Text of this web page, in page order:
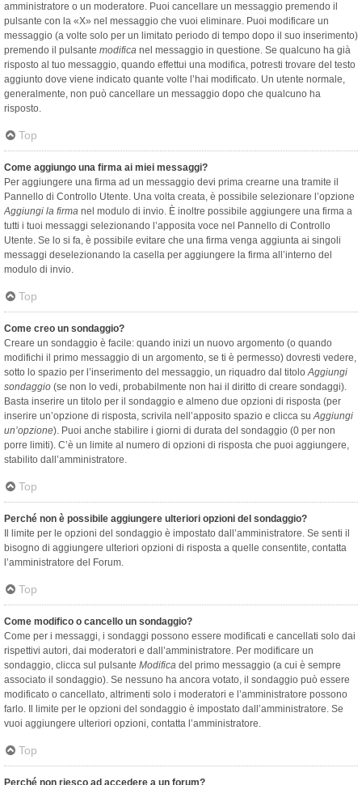
amministratore o un moderatore. Puoi cancellare un messaggio premendo il
pulsante con la «X» nel messaggio che vuoi eliminare. Puoi modificare un
messaggio (a volte solo per un limitato periodo di tempo dopo il suo inserimento)
premendo il pulsante modifica nel messaggio in questione. Se qualcuno ha già
risposto al tuo messaggio, quando effettui una modifica, potresti trovare del testo
aggiunto dove viene indicato quante volte l’hai modificato. Un utente normale,
generalmente, non può cancellare un messaggio dopo che qualcuno ha
risposto.
Top
Come aggiungo una firma ai miei messaggi?
Per aggiungere una firma ad un messaggio devi prima crearne una tramite il
Pannello di Controllo Utente. Una volta creata, è possibile selezionare l’opzione
Aggiungi la firma nel modulo di invio. È inoltre possibile aggiungere una firma a
tutti i tuoi messaggi selezionando l’apposita voce nel Pannello di Controllo
Utente. Se lo si fa, è possibile evitare che una firma venga aggiunta ai singoli
messaggi deselezionando la casella per aggiungere la firma all’interno del
modulo di invio.
Top
Come creo un sondaggio?
Creare un sondaggio è facile: quando inizi un nuovo argomento (o quando
modifichi il primo messaggio di un argomento, se ti è permesso) dovresti vedere,
sotto lo spazio per l’inserimento del messaggio, un riquadro dal titoloAggiungi
sondaggio (se non lo vedi, probabilmente non hai il diritto di creare sondaggi).
Basta inserire un titolo per il sondaggio e almeno due opzioni di risposta (per
inserire un’opzione di risposta, scrivila nell’apposito spazio e clicca suAggiungi
un’opzione). Puoi anche stabilire i giorni di durata del sondaggio (0 per non
porre limiti). C’è un limite al numero di opzioni di risposta che puoi aggiungere,
stabilito dall’amministratore.
Top
Perché non è possibile aggiungere ulteriori opzioni del sondaggio?
Il limite per le opzioni del sondaggio è impostato dall’amministratore. Se senti il
bisogno di aggiungere ulteriori opzioni di risposta a quelle consentite, contatta
l’amministratore del Forum.
Top
Come modifico o cancello un sondaggio?
Come per i messaggi, i sondaggi possono essere modificati e cancellati solo dai
rispettivi autori, dai moderatori e dall’amministratore. Per modificare un
sondaggio, clicca sul pulsante Modifica del primo messaggio (a cui è sempre
associato il sondaggio). Se nessuno ha ancora votato, il sondaggio può essere
modificato o cancellato, altrimenti solo i moderatori e l’amministratore possono
farlo. Il limite per le opzioni del sondaggio è impostato dall’amministratore. Se
vuoi aggiungere ulteriori opzioni, contatta l’amministratore.
Top
Perché non riesco ad accedere a un forum?